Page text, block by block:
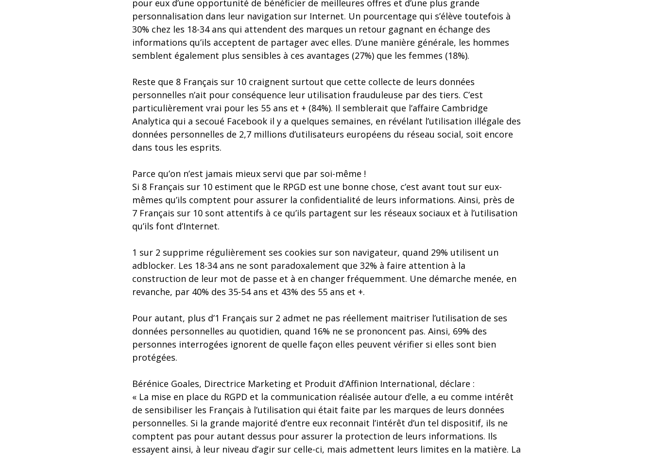
pour eux d’une opportunité de bénéficier de meilleures offres et d’une plus grande
personnalisation dans leur navigation sur Internet. Un pourcentage qui s’élève toutefois à
30% chez les 18-34 ans qui attendent des marques un retour gagnant en échange des
informations qu’ils acceptent de partager avec elles. D’une manière générale, les hommes
semblent également plus sensibles à ces avantages (27%) que les femmes (18%).
Reste que 8 Français sur 10 craignent surtout que cette collecte de leurs données
personnelles n’ait pour conséquence leur utilisation frauduleuse par des tiers. C’est
particulièrement vrai pour les 55 ans et + (84%). Il semblerait que l’affaire Cambridge
Analytica qui a secoué Facebook il y a quelques semaines, en révélant l’utilisation illégale des
données personnelles de 2,7 millions d’utilisateurs européens du réseau social, soit encore
dans tous les esprits.
Parce qu’on n’est jamais mieux servi que par soi-même !
Si 8 Français sur 10 estiment que le RPGD est une bonne chose, c’est avant tout sur eux-
mêmes qu’ils comptent pour assurer la confidentialité de leurs informations. Ainsi, près de
7 Français sur 10 sont attentifs à ce qu’ils partagent sur les réseaux sociaux et à l’utilisation
qu’ils font d’Internet.
1 sur 2 supprime régulièrement ses cookies sur son navigateur, quand 29% utilisent un
adblocker. Les 18-34 ans ne sont paradoxalement que 32% à faire attention à la
construction de leur mot de passe et à en changer fréquemment. Une démarche menée, en
revanche, par 40% des 35-54 ans et 43% des 55 ans et +.
Pour autant, plus d’1 Français sur 2 admet ne pas réellement maitriser l’utilisation de ses
données personnelles au quotidien, quand 16% ne se prononcent pas. Ainsi, 69% des
personnes interrogées ignorent de quelle façon elles peuvent vérifier si elles sont bien
protégées.
Bérénice Goales, Directrice Marketing et Produit d’Affinion International, déclare :
« La mise en place du RGPD et la communication réalisée autour d’elle, a eu comme intérêt
de sensibiliser les Français à l’utilisation qui était faite par les marques de leurs données
personnelles. Si la grande majorité d’entre eux reconnait l’intérêt d’un tel dispositif, ils ne
comptent pas pour autant dessus pour assurer la protection de leurs informations. Ils
essayent ainsi, à leur niveau d’agir sur celle-ci, mais admettent leurs limites en la matière. La